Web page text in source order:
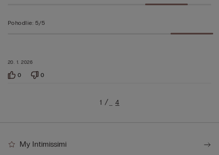
20. 1. 2026
Pohodlie: 5/5
0 0
1 … 4
My Intimissimi